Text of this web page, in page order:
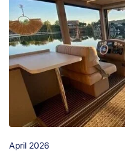
April 2026